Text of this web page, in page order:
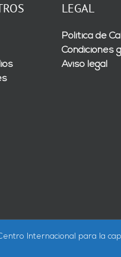
LEGAL
Política de
Condiciones
Aviso legal
Internacional para la